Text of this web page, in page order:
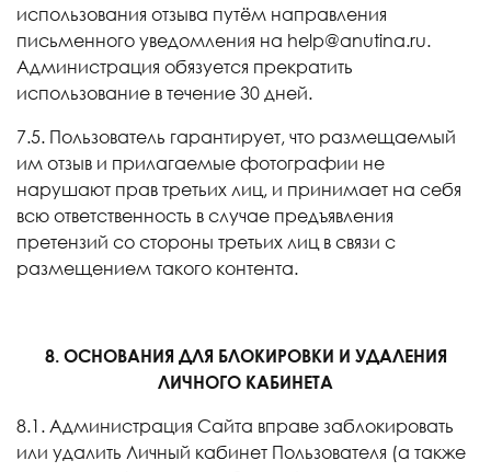
использования отзыва путём направления
письменного уведомления на help@anutina.ru.
Администрация обязуется прекратить
использование в течение 30 дней.
7.5. Пользователь гарантирует, что размещаемый
им отзыв и прилагаемые фотографии не
нарушают прав третьих лиц, и принимает на себя
всю ответственность в случае предъявления
претензий со стороны третьих лиц в связи с
размещением такого контента.
8. ОСНОВАНИЯ ДЛЯ БЛОКИРОВКИ И УДАЛЕНИЯ
ЛИЧНОГО КАБИНЕТА
8.1. Администрация Сайта вправе заблокировать
или удалить Личный кабинет Пользователя (а также